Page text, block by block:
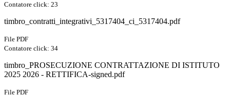
Contatore click: 23
timbro_contratti_integrativi_5317404_ci_5317404.pdf
File PDF
Contatore click: 34
timbro_PROSECUZIONE CONTRATTAZIONE DI ISTITUTO
2025 2026 - RETTIFICA-signed.pdf
File PDF